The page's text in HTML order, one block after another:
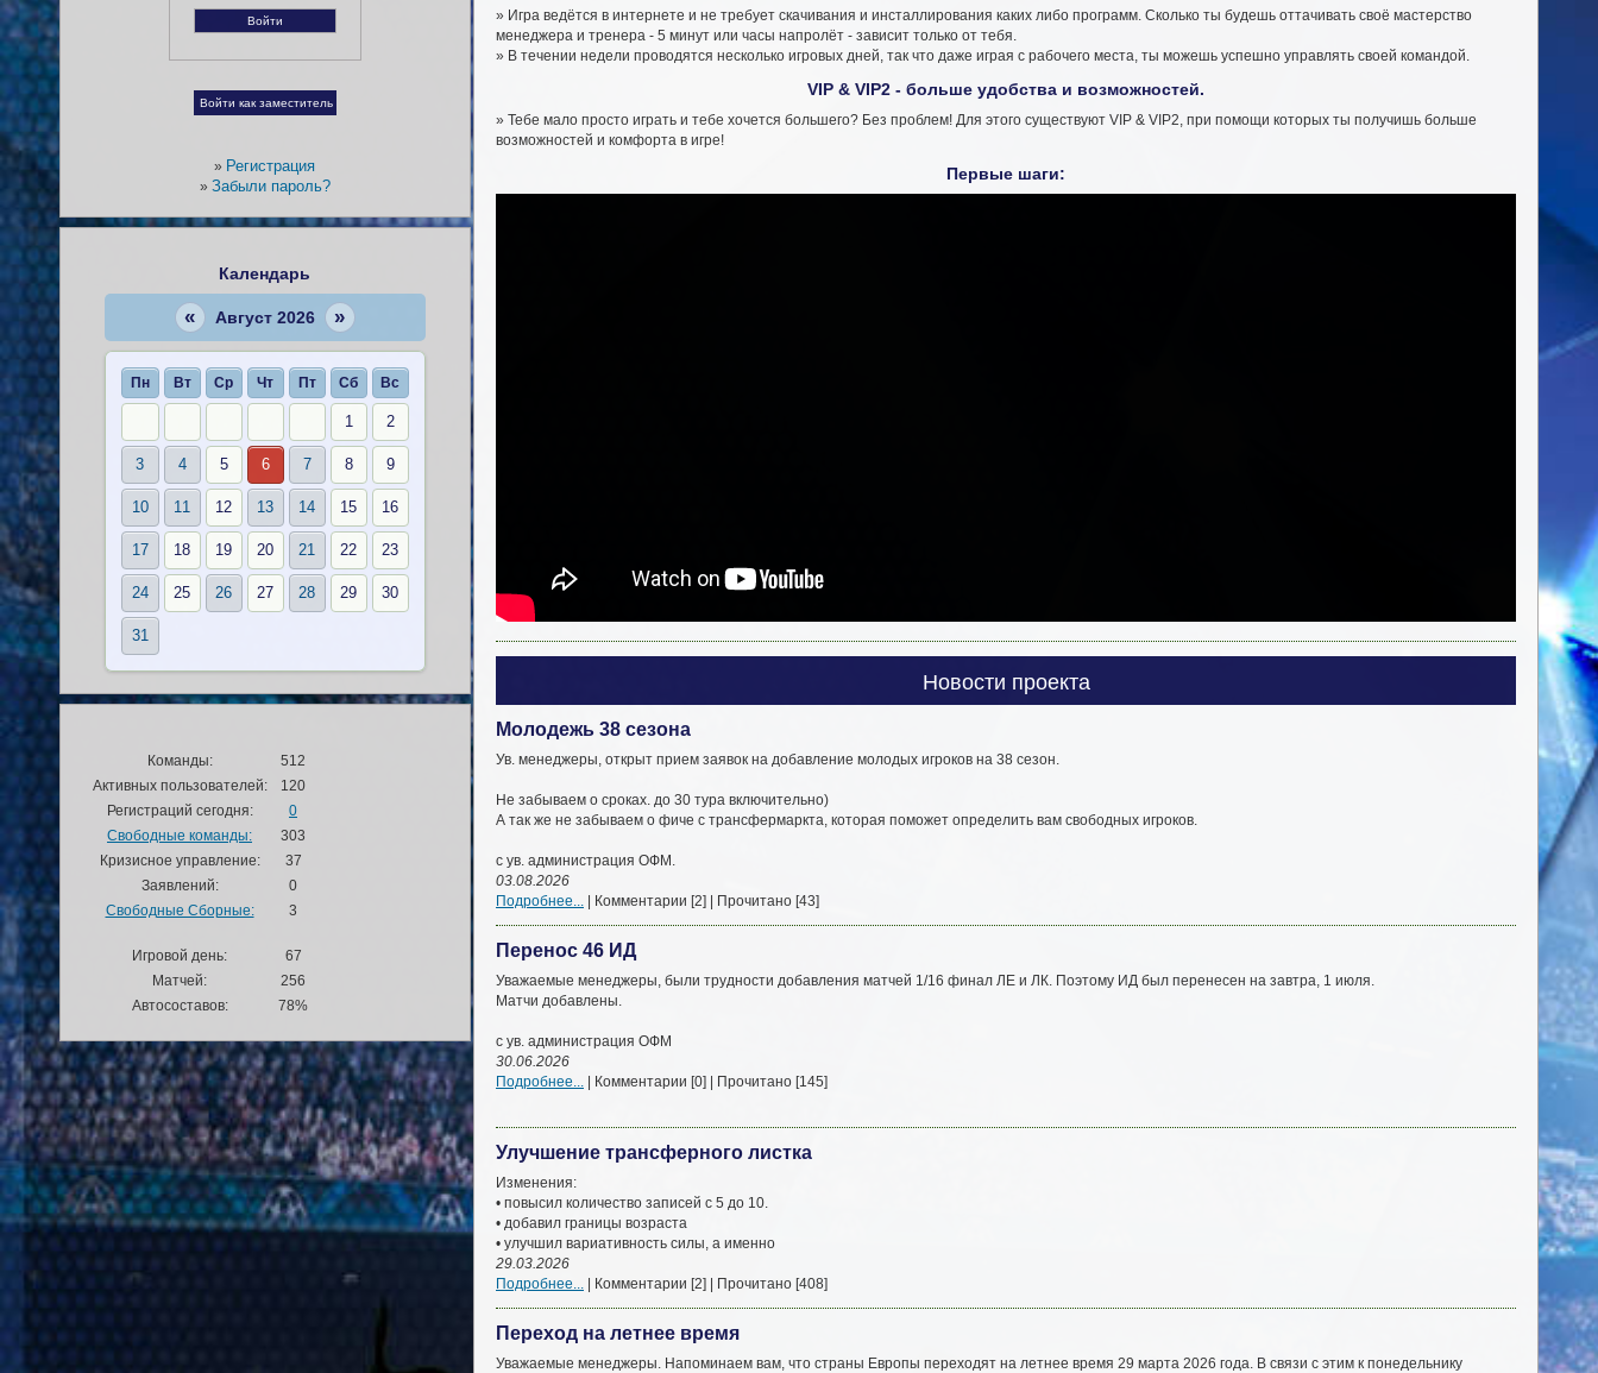
» Игра ведётся в интернете и не требует скачивания и инсталлирования каких либо программ. Сколько ты будешь оттачивать своё мастерство
менеджера и тренера - 5 минут или часы напролёт - зависит только от тебя.
» В течении недели проводятся несколько игровых дней, так что даже играя с рабочего места, ты можешь успешно управлять своей командой.
VIP & VIP2 - больше удобства и возможностей.
» Тебе мало просто играть и тебе хочется большего? Без проблем! Для этого существуют VIP & VIP2, при помощи которых ты получишь больше
возможностей и комфорта в игре!
Первые шаги:
Новости проекта
Молодежь 38 сезона
Ув. менеджеры, открыт прием заявок на добавление молодых игроков на 38 сезон.
Не забываем о сроках. до 30 тура включительно)
А так же не забываем о фиче с трансфермаркта, которая поможет определить вам свободных игроков.
с ув. администрация ОФМ.
03.08.2026
Подробнее...
| Комментарии [2] | Прочитано [43]
Перенос 46 ИД
Уважаемые менеджеры, были трудности добавления матчей 1/16 финал ЛЕ и ЛК. Поэтому ИД был перенесен на завтра, 1 июля.
Матчи добавлены.
с ув. администрация ОФМ
30.06.2026
Подробнее...
| Комментарии [0] | Прочитано [145]
Улучшение трансферного листка
Изменения:
• повысил количество записей с 5 до 10.
• добавил границы возраста
• улучшил вариативность силы, а именно
29.03.2026
Подробнее...
| Комментарии [2] | Прочитано [408]
Переход на летнее время
Уважаемые менеджеры. Напоминаем вам, что страны Европы переходят на летнее время 29 марта 2026 года. В связи с этим к понедельнику
» Регистрация
» Забыли пароль?
Календарь
« Август 2026 »
Пн Вт Ср Чт Пт Сб Вс
1 2
3 4 5 6 7 8 9
10 11 12 13 14 15 16
17 18 19 20 21 22 23
24 25 26 27 28 29 30
31
Команды:
512
Активных пользователей:
120
Регистраций сегодня:
0
Свободные команды:
303
Кризисное управление:
37
Заявлений:
0
Свободные Сборные:
3
Игровой день:
67
Матчей:
256
Автосоставов:
78%